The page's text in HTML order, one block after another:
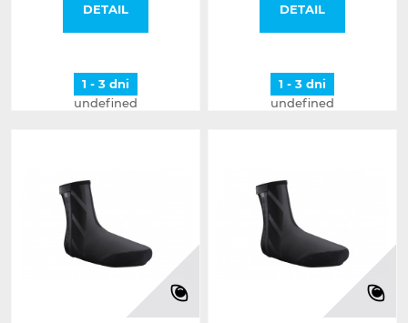
DETAIL
1 - 3 dni
undefined
DETAIL
1 - 3 dni
undefined